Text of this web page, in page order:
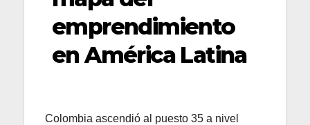
emprendimiento
en América Latina
Colombia ascendió al puesto 35 a nivel